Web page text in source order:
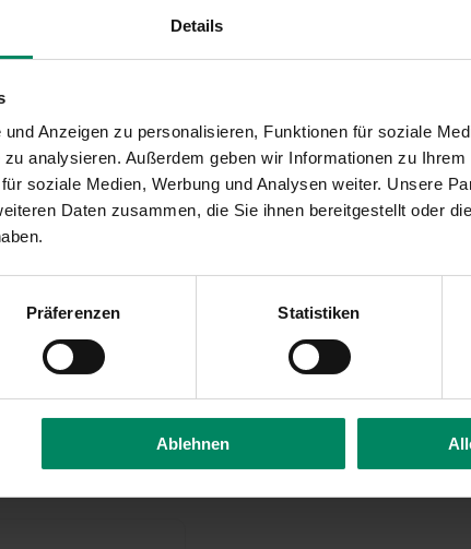
Details
Anzeigen zu personalisieren, Funktionen für soziale
analysieren. Außerdem geben wir Informationen zu
soziale Medien, Werbung und Analysen weiter. Unsere
Daten zusammen, die Sie ihnen bereitgestellt oder
Präferenzen Statistiken
Ablehnen